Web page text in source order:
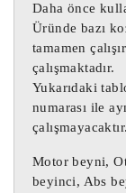
03E906033L
03E906033L
5WP4019405
Daha önce
Üründe bazı
tamamen
çalışmaktadır.
Yukarıdaki
numarası ile
çalışmayacaktır.
Motor beyni,
beyinci, Abs